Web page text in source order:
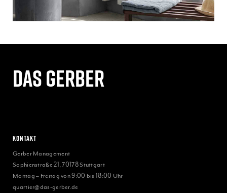
Das gerber
Kontakt
Gerber Management
Sophienstraße 21, 70178 Stuttgart
Montag – Freitag von 9:00 bis 18:00 Uhr
quartier@das-gerber.de